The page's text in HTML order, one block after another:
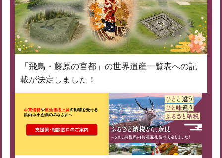
「飛鳥・藤原の宮都」の世界遺産一覧表への記
載が決定しました！